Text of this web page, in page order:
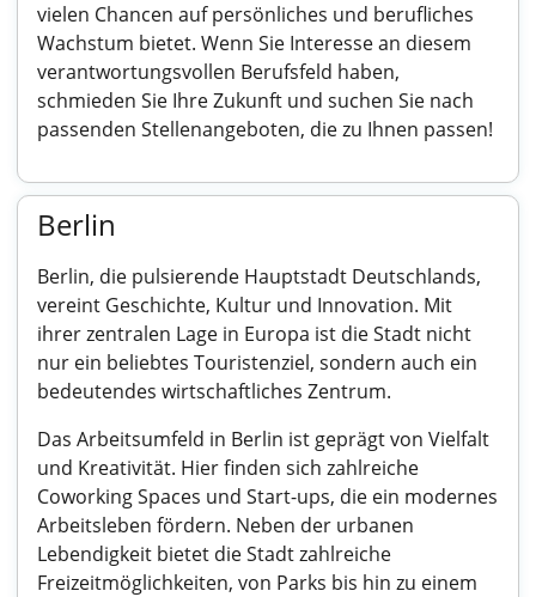
vielen Chancen auf persönliches und berufliches
Wachstum bietet. Wenn Sie Interesse an diesem
verantwortungsvollen Berufsfeld haben,
schmieden Sie Ihre Zukunft und suchen Sie nach
passenden Stellenangeboten, die zu Ihnen passen!
Berlin
Berlin, die pulsierende Hauptstadt Deutschlands,
vereint Geschichte, Kultur und Innovation. Mit
ihrer zentralen Lage in Europa ist die Stadt nicht
nur ein beliebtes Touristenziel, sondern auch ein
bedeutendes wirtschaftliches Zentrum.
Das Arbeitsumfeld in Berlin ist geprägt von Vielfalt
und Kreativität. Hier finden sich zahlreiche
Coworking Spaces und Start-ups, die ein modernes
Arbeitsleben fördern. Neben der urbanen
Lebendigkeit bietet die Stadt zahlreiche
Freizeitmöglichkeiten, von Parks bis hin zu einem